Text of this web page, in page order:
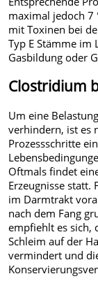
maximal jedoch 7
mit Toxinen bei
Typ E Stämme im
Gasbildung oder
Clostridium
Um eine
verhindern, ist es
Prozessschritte
Oftmals findet
Erzeugnisse statt.
im Darmtrakt
nach dem Fang
empfiehlt es sich,
Schleim auf der
vermindert und